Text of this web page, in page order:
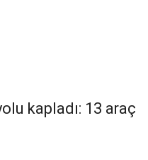
kapladı: 13 araç